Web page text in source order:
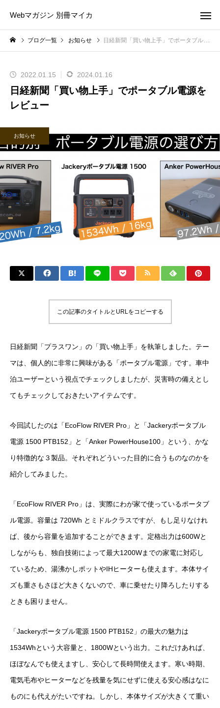
Webマガジン 別冊マイカ
ブログ一覧 お知らせ 日経新聞「買い物上手」でポータブル電源をレビュー
2022.01.15 2024.01.16
日経新聞「買い物上手」でポータブル電源を
レビュー
お知らせ
この記事のタイトルとURLをコピーする
日経新聞「プラスワン」の「買い物上手」を執筆しました。テー
マは、個人的に非常に興味がある「ポータブル電源」です。車中
泊ユーザーという視点でチェックしましたが、災害時の備えとし
てもチェックしておきたいアイテムです。
今回試したのは「EcoFlow RIVER Pro」と「Jackeryポータブル
電源 1500 PTB152」と「Anker PowerHouse100」という、かな
り特徴的な３製品。それぞれどういった目的に合うものなのかを
紹介してみました。
「EcoFlow RIVER Pro」は、実際にわが家で使っているポータブ
ル電源。容量は 720Wh とミドルクラスですが、もし足りなけれ
ば、後から容量を追加することができます。定格出力は600Wと
しながらも、独自技術によって最大1200Wまでの家電に対応し
ているため、湯沸かしポットやIHヒーターも使えます。本体サイ
ズも重さもさほど大きくないので、車に乗せたり降ろしたりする
ときも困りません。
「Jackeryポータブル電源 1500 PTB152」の最大の魅力は
1534Whという大容量と、1800Wという出力。これだけあれば、
ほぼなんでも使えますし、安心して長時間使えます。寒い時期、
電気毛布やヒーターなどを残量を気にせずに使える安心感はなに
ものにも代えがたいですね。しかし、本体サイズが大きくて重い